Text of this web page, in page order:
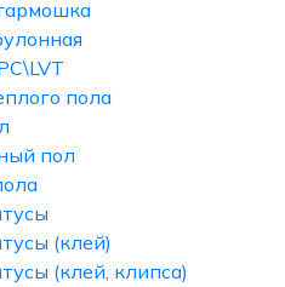
пола
пол
(клей)
(клей, клипса)